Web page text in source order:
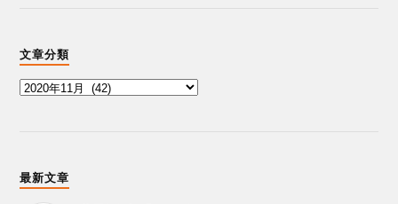
文章分類
最新文章